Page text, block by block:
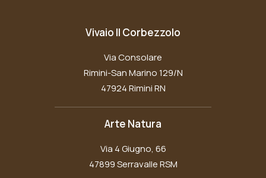
Vivaio Il Corbezzolo
Via Consolare
Rimini-San Marino 129/N
47924 Rimini RN
Arte Natura
Via 4 Giugno, 66
47899 Serravalle RSM